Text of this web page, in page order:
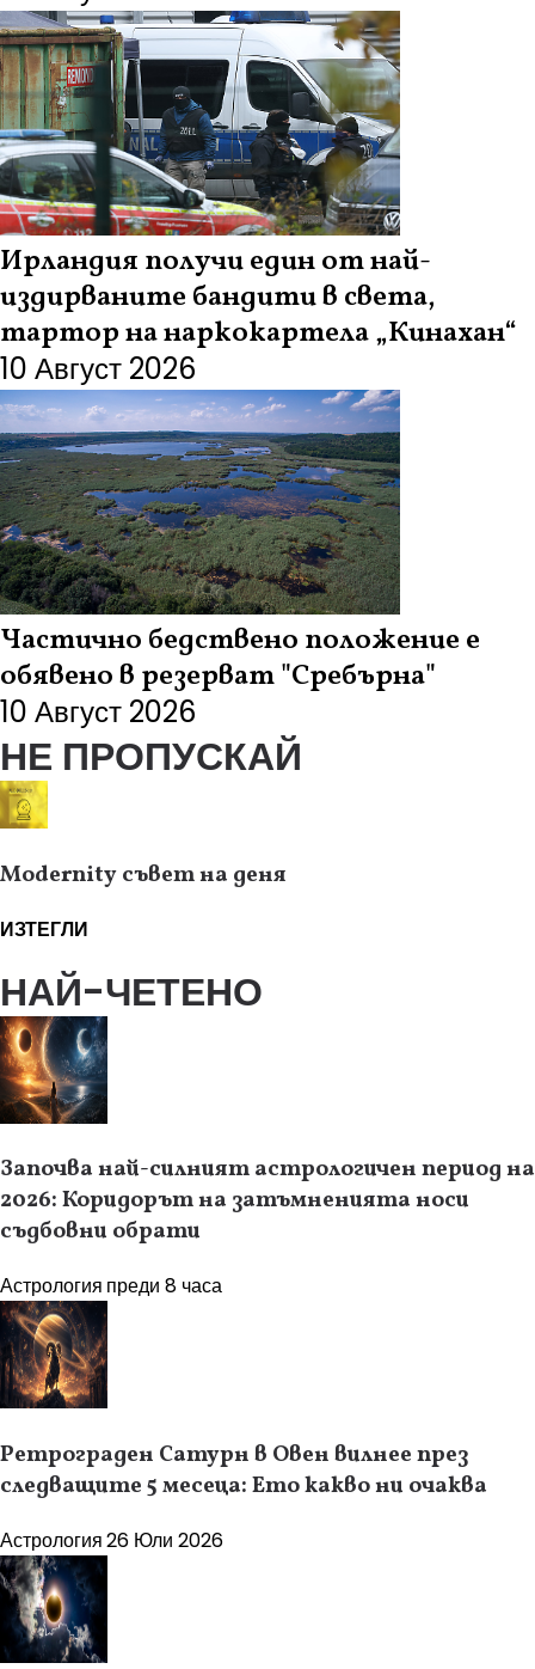
Ирландия получи един от най-
издирваните бандити в света,
тартор на наркокартела „Кинахан“
10 Август 2026
Частично бедствено положение е
обявено в резерват "Сребърна"
10 Август 2026
НЕ ПРОПУСКАЙ
Modernity съвет на деня
ИЗТЕГЛИ
НАЙ-ЧЕТЕНО
Започва най-силният астрологичен период на
2026: Коридорът на затъмненията носи
съдбовни обрати
Астрология преди 8 часа
Ретрограден Сатурн в Овен вилнее през
следващите 5 месеца: Ето какво ни очаква
Астрология26 Юли 2026